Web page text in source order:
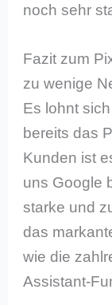
noch sehr
Fazit zum
zu wenige
Es lohnt
bereits das
Kunden ist
uns Google
starke und
das
wie die
Assistant-